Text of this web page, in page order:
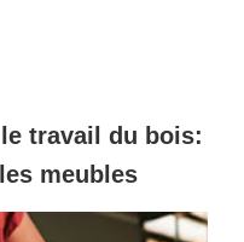
travail du bois:
meubles